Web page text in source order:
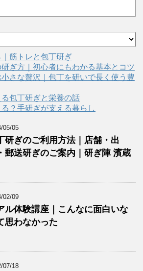
筋トレと包丁研ぎ
ぎ方｜初心者にもわかる基本とコツ
さな贅沢｜包丁を研いで長く使う豊
包丁研ぎと栄養の話
？手研ぎが支える暮らし
05/05
研ぎのご利用方法｜店舗・出
郵送研ぎのご案内｜研ぎ陣 濱蔵
02/09
ル体験講座｜こんなに面白いな
思わなかった
07/18